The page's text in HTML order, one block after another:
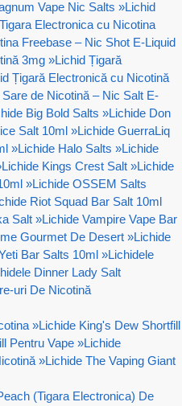
Vape Nic Salts »Lichid
Electronica cu Nicotina
Freebase – Nic Shot E-Liquid
3mg »Lichid Țigară
Țigară Electronică cu Nicotină
de Nicotină – Nic Salt E-
Big Bold Salts »Lichide Don
Salt 10ml »Lichide GuerraLiq
»Lichide Halo Salts »Lichide
Lichide Kings Crest Salt »Lichide
»Lichide OSSEM Salts
Riot Squad Bar Salt 10ml
Salt »Lichide Vampire Vape Bar
Gourmet De Desert »Lichide
Bar Salts 10ml »Lichidele
Dinner Lady Salt
uri De Nicotină
»Lichide King's Dew Shortfill
Pentru Vape »Lichide
»Lichide The Vaping Giant
(Tigara Electronica) De